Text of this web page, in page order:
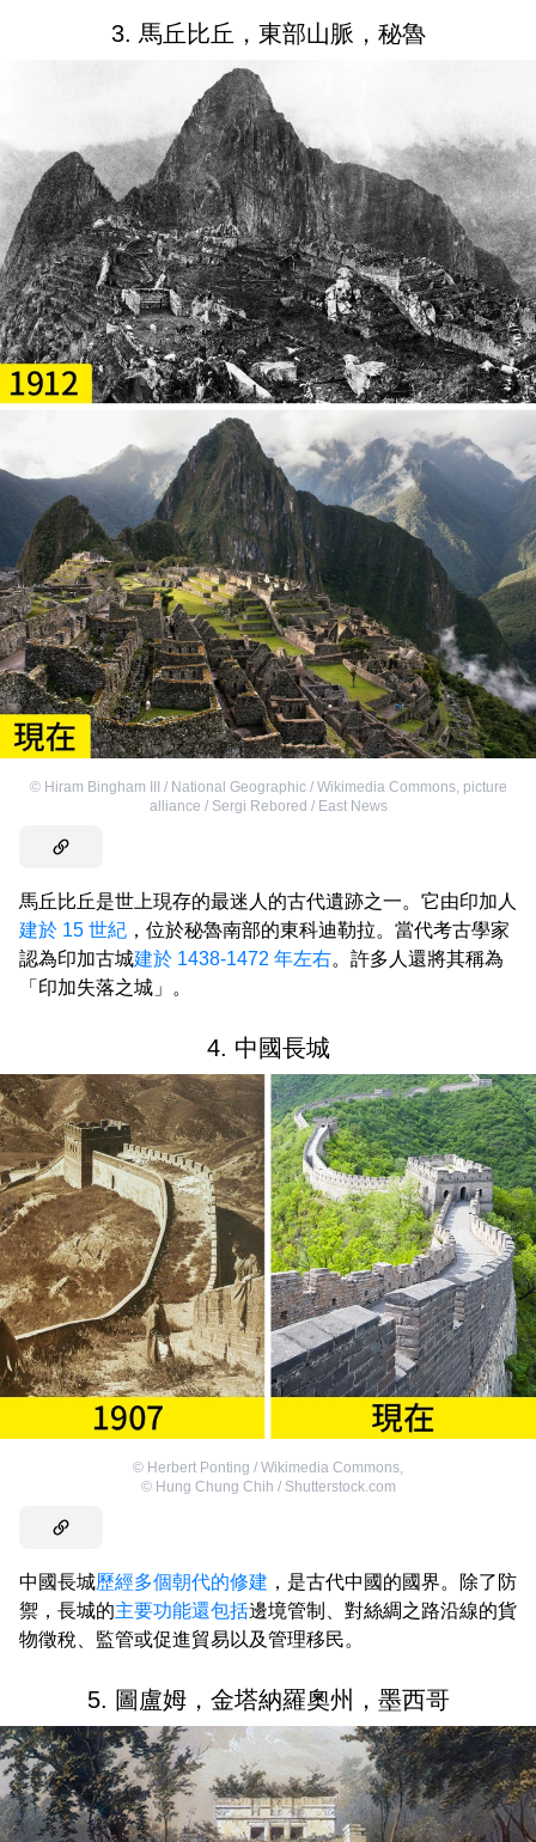
3. 馬丘比丘，東部山脈，秘魯
© Hiram Bingham III / National Geographic / Wikimedia Commons, picture
alliance / Sergi Rebored / East News
馬丘比丘是世上現存的最迷人的古代遺跡之一。它由印加人
建於 15 世紀 ，位於秘魯南部的東科迪勒拉。當代考古學家
認為印加古城建於 1438-1472 年左右。許多人還將其稱為
「印加失落之城」。
4. 中國長城
© Herbert Ponting / Wikimedia Commons,
© Hung Chung Chih / Shutterstock.com
中國長城歷經多個朝代的修建 ，是古代中國的國界。除了防
禦，長城的主要功能還包括邊境管制、對絲綢之路沿線的貨
物徵稅、監管或促進貿易以及管理移民。
5. 圖盧姆，金塔納羅奧州，墨西哥